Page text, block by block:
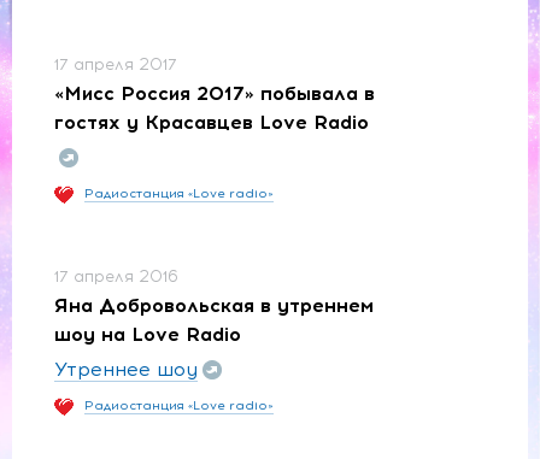
17 апреля 2017
«Мисс Россия 2017» побывала в
гостях у Красавцев Love Radio
Радиостанция «Love radio»
17 апреля 2016
Яна Добровольская в утреннем
шоу на Love Radio
Утреннее шоу
Радиостанция «Love radio»